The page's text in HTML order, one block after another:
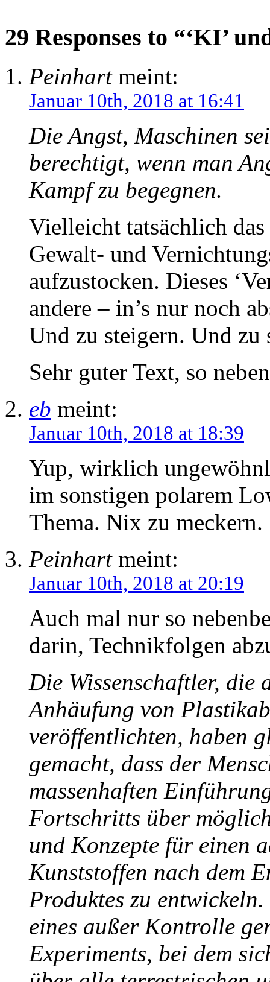
29 Responses to “‘KI’
Peinhartmeint:
Januar 10th, 2018 at 16:41
Die Angst, Maschinen
berechtigt, wenn man
Kampf zu begegnen.
Vielleicht tatsächlich
Gewalt- und
aufzustocken. Dieses
andere – in’s nur noch
Und zu steigern. Und
Sehr guter Text, so
eb meint:
Januar 10th, 2018 at 18:39
Yup, wirklich
im sonstigen polarem
Thema. Nix zu meckern.
Peinhartmeint:
Januar 10th, 2018 at 20:19
Auch mal nur so
darin, Technikfolgen
Die Wissenschaftler, die
Anhäufung von
veröffentlichten, haben
gemacht, dass der
massenhaften
Fortschritts über
und Konzepte für einen
Kunststoffen nach dem
Produktes zu
eines außer Kontrolle
Experiments, bei dem